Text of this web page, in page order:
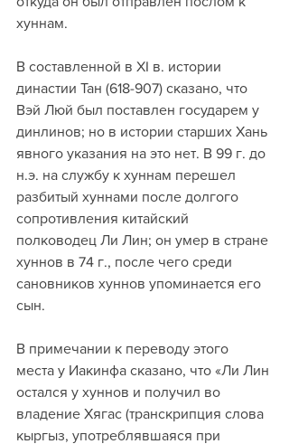
хуннам.
В составленной в XI в. истории
династии Тан (618-907) сказано, что
Вэй Люй был поставлен государем у
динлинов; но в истории старших Хань
явного указания на это нет. В 99 г. до
н.э. на службу к хуннам перешел
разбитый хуннами после долгого
сопротивления китайский
полководец Ли Лин; он умер в стране
хуннов в 74 г., после чего среди
сановников хуннов упоминается его
сын.
В примечании к переводу этого
места у Иакинфа сказано, что «Ли Лин
остался у хуннов и получил во
владение Хягас (транскрипция слова
кыргыз, употреблявшаяся при